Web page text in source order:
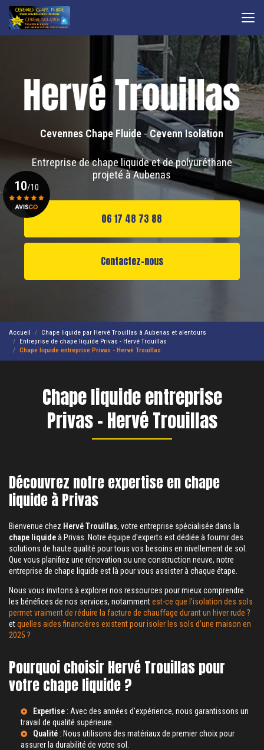
Aller
contenu
Cevennes Chape Fluide -Cevenn Isolation
Entreprise de chape liquide et de polyuréthane
projeté à Aubenas
06 17 48 73 88
Contactez-nous
10/10
Accueil
Chape liquide par Hervé Trouillas à Aubenas et alentours
Entreprise de chape liquide Privas - Hervé Trouillas
Chape liquide entreprise Privas - Hervé Trouillas
Chape liquide entreprise
Privas - Hervé Trouillas
Découvrez notre expertise en chape
liquide à Privas
Bienvenue chez Hervé Trouillas, votre entreprise spécialisée dans la
chape liquideà Privas. Notre équipe d'experts est dédiée à fournir des
solutions de haute qualité pour tous vos besoins en nivellement de sol.
Que vous planifiez une rénovation ou une construction neuve, notre
entreprise de chape liquide est là pour vous assister à chaque étape.
Nous vous invitons à explorer nos ressources pour mieux comprendre
les bénéfices de nos services, notammentest-ce que l’isolation des sols
permet vraiment de réduire la facture de chauffage durant un hiver rude ?
etquelles aides financières existent pour isoler les sols d’une maison en
2025 ?
Pourquoi choisir Hervé Trouillas pour
votre chape liquide ?
Expertise : Avec des années d'expérience, nous garantissons un
travail de qualité supérieure.
Qualité : Nous utilisons des matériaux de premier choix pour
assurer la durabilité de votre sol.